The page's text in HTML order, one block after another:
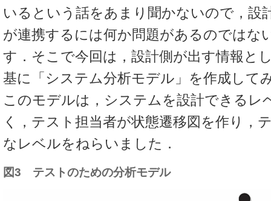
いるという話をあまり聞かないので，設
が連携するには何か問題があるのではな
す．そこで今回は，設計側が出す情報と
基に「システム分析モデル」を作成して
このモデルは，システムを設計できるレ
く，テスト担当者が状態遷移図を作り，
なレベルをねらいました．
図3 テストのための分析モデル